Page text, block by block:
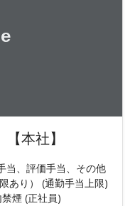
本社】
当、評価手当、その他
あり） (通勤手当上限)
煙 (正社員)